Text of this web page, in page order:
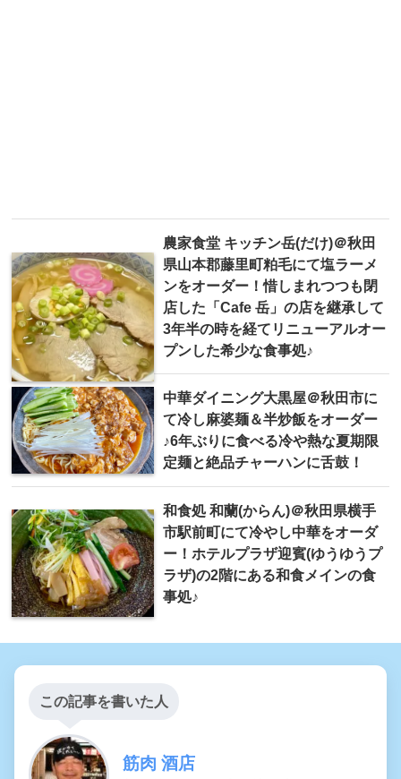
農家食堂 キッチン岳(だけ)＠秋田
県山本郡藤里町粕毛にて塩ラーメ
ンをオーダー！惜しまれつつも閉
店した「Cafe 岳」の店を継承して
3年半の時を経てリニューアルオー
プンした希少な食事処♪
中華ダイニング大黒屋＠秋田市に
て冷し麻婆麺＆半炒飯をオーダー
♪6年ぶりに食べる冷や熱な夏期限
定麺と絶品チャーハンに舌鼓！
和食処 和蘭(からん)＠秋田県横手
市駅前町にて冷やし中華をオーダ
ー！ホテルプラザ迎賓(ゆうゆうプ
ラザ)の2階にある和食メインの食
事処♪
この記事を書いた人
筋肉 酒店